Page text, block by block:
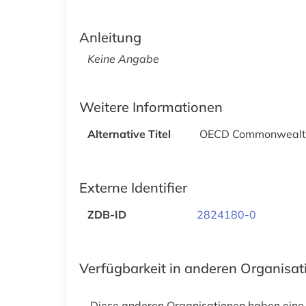
Anleitung
Keine Angabe
Weitere Informationen
Alternative Titel OECD
Externe Identifier
ZDB-ID 2824180-0
Verfügbarkeit in anderen